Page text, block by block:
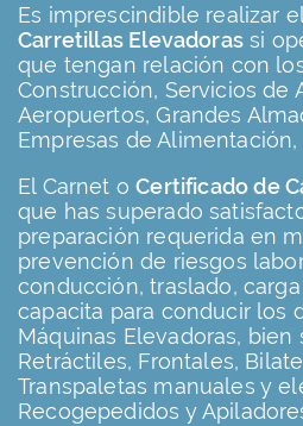
Es imprescindible realizar
Carretillas Elevadorassi
que tengan relación con
Construcción, Servicios de
Aeropuertos, Grandes
Empresas de Alimentación,
El Carnet oCertificado de
que has superado
preparación requerida en
prevención de riesgos
conducción, traslado,
capacita para conducir los
Máquinas Elevadoras, bien
Retráctiles, Frontales,
Transpaletas manuales y
Recogepedidos y